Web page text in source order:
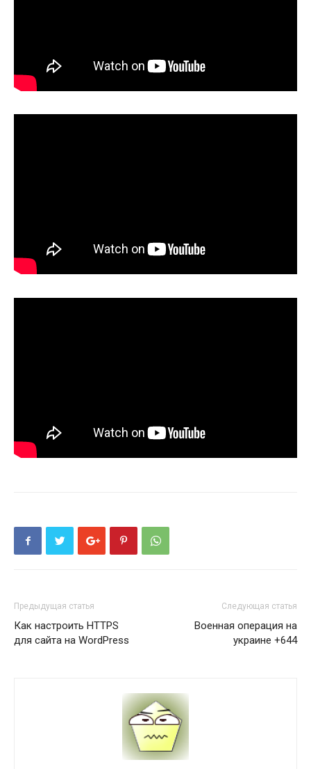
Предыдущая статья
Как настроить HTTPS
для сайта на WordPress
Следующая статья
Военная операция на
украине +644